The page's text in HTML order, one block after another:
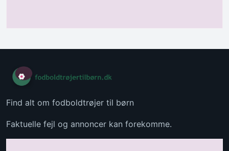
Find alt om fodboldtrøjer til børn
Faktuelle fejl og annoncer kan forekomme.